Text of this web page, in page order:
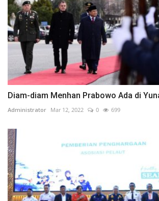
Diam-diam Menhan Prabowo Ada di
Administrator Mar 12, 2022 0 699